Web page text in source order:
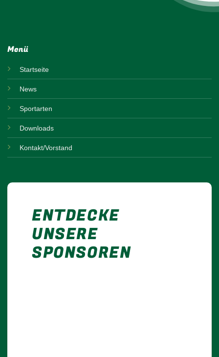
Menü
Startseite
News
Sportarten
Downloads
Kontakt/Vorstand
ENTDECKE
UNSERE
SPONSOREN